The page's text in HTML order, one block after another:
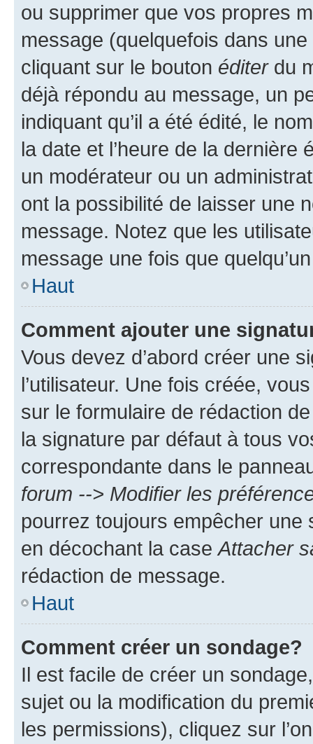
ou supprimer que vos propres
message (quelquefois dans
cliquant sur le bouton éditerdu
déjà répondu au message, un
indiquant qu’il a été édité, le
la date et l’heure de la dernière
un modérateur ou un
ont la possibilité de laisser une
message. Notez que les
message une fois que
Haut
Comment ajouter une
Vous devez d’abord créer une
l’utilisateur. Une fois créée,
sur le formulaire de rédaction
la signature par défaut à tous
correspondante dans le
forum --> Modifier les
pourrez toujours empêcher une
en décochant la caseAttacher
rédaction de message.
Haut
Comment créer un sondage?
Il est facile de créer un
sujet ou la modification du
les permissions), cliquez sur